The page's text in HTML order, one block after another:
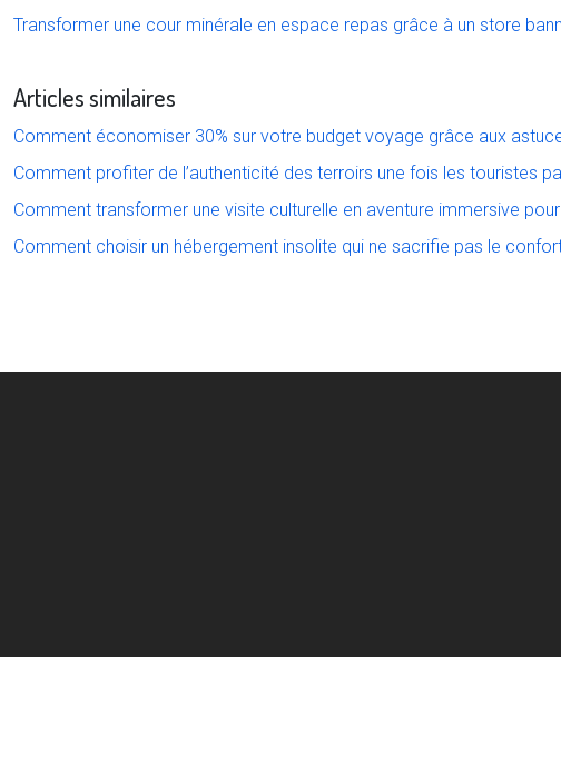
Transformer une cour minérale en espace repas grâce à un store
Articles similaires
Comment économiser 30% sur votre budget voyage grâce aux
Comment profiter de l’authenticité des terroirs une fois les touristes
Comment transformer une visite culturelle en aventure immersive pour
Comment choisir un hébergement insolite qui ne sacrifie pas le